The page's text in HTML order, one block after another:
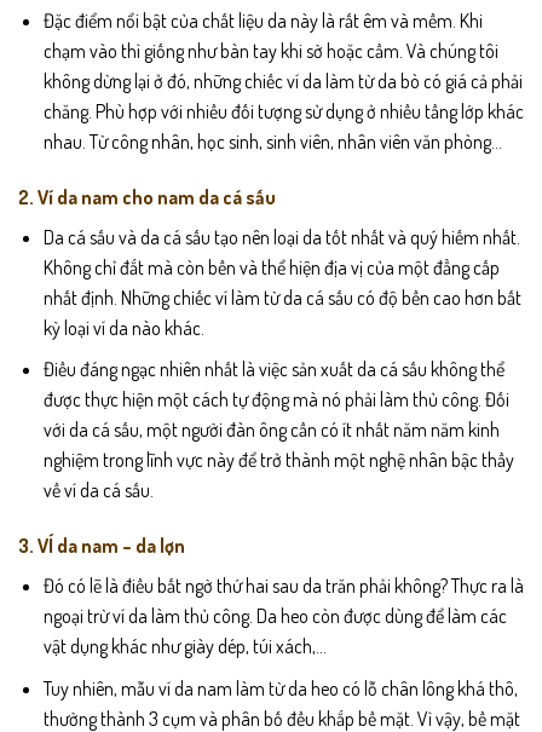
Đặc điểm nổi bật của chất liệu da này là rất êm và mềm. Khi
chạm vào thì giống như bàn tay khi sờ hoặc cầm. Và chúng tôi
không dừng lại ở đó, những chiếc ví da làm từ da bò có giá cả phải
chăng. Phù hợp với nhiều đối tượng sử dụng ở nhiều tầng lớp khác
nhau. Từ công nhân, học sinh, sinh viên, nhân viên văn phòng…
2. Ví da nam cho nam da cá sấu
Da cá sấu và da cá sấu tạo nên loại da tốt nhất và quý hiếm nhất.
Không chỉ đắt mà còn bền và thể hiện địa vị của một đẳng cấp
nhất định. Những chiếc ví làm từ da cá sấu có độ bền cao hơn bất
kỳ loại ví da nào khác.
Điều đáng ngạc nhiên nhất là việc sản xuất da cá sấu không thể
được thực hiện một cách tự động mà nó phải làm thủ công. Đối
với da cá sấu, một người đàn ông cần có ít nhất năm năm kinh
nghiệm trong lĩnh vực này để trở thành một nghệ nhân bậc thầy
về ví da cá sấu.
3. VÍ da nam – da lợn
Đó có lẽ là điều bất ngờ thứ hai sau da trăn phải không? Thực ra là
ngoại trừ ví da làm thủ công. Da heo còn được dùng để làm các
vật dụng khác như giày dép, túi xách,…
Tuy nhiên, mẫu ví da nam làm từ da heo có lỗ chân lông khá thô,
thường thành 3 cụm và phân bố đều khắp bề mặt. Vì vậy, bề mặt